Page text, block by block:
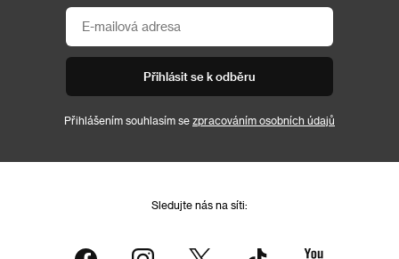
Přihlásit se k odběru
Přihlášením souhlasím se zpracováním osobních údajů
Sledujte nás na síti: